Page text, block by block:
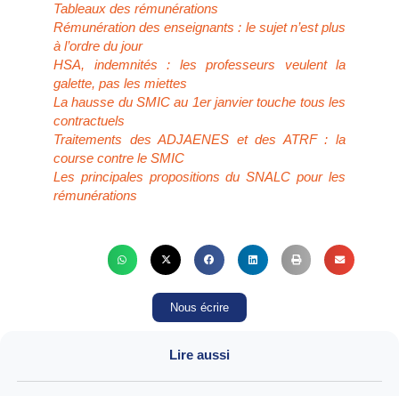
Tableaux des rémunérations
Rémunération des enseignants : le sujet n’est plus
à l’ordre du jour
HSA, indemnités : les professeurs veulent la
galette, pas les miettes
La hausse du SMIC au 1er janvier touche tous les
contractuels
Traitements des ADJAENES et des ATRF : la
course contre le SMIC
Les principales propositions du SNALC pour les
rémunérations
Nous écrire
Lire aussi